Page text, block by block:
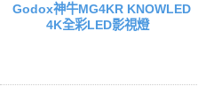
Godox神牛MG4KR KNOWLED
4K全彩LED影視燈